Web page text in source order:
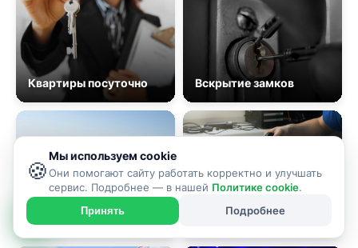
Квартиры посуточно Вскрытие замков
Авто из США Ремонт ноутбуков
🍪
Мы используем cookie
Они помогают сайту работать корректно и улучшать
сервис. Подробнее — в нашей Политике cookie.
Принять Подробнее